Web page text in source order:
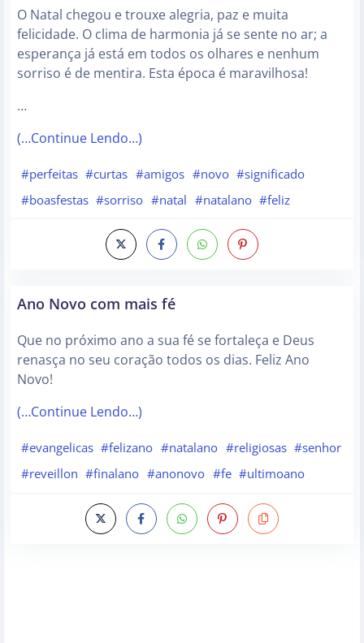
O Natal chegou e trouxe alegria, paz e muita
felicidade. O clima de harmonia já se sente no ar; a
esperança já está em todos os olhares e nenhum
sorriso é de mentira. Esta época é maravilhosa!
…
(…Continue Lendo…)
#perfeitas #curtas #amigos #novo #significado
#boasfestas #sorriso #natal #natalano #feliz
Ano Novo com mais fé
Que no próximo ano a sua fé se fortaleça e Deus
renasça no seu coração todos os dias. Feliz Ano
Novo!
(…Continue Lendo…)
#evangelicas #felizano #natalano #religiosas #senhor
#reveillon #finalano #anonovo #fe #ultimoano